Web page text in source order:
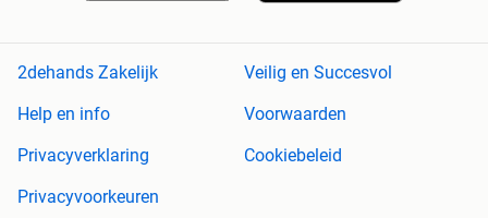
2dehands Zakelijk
Veilig en Succesvol
Help en info
Voorwaarden
Privacyverklaring
Cookiebeleid
Privacyvoorkeuren